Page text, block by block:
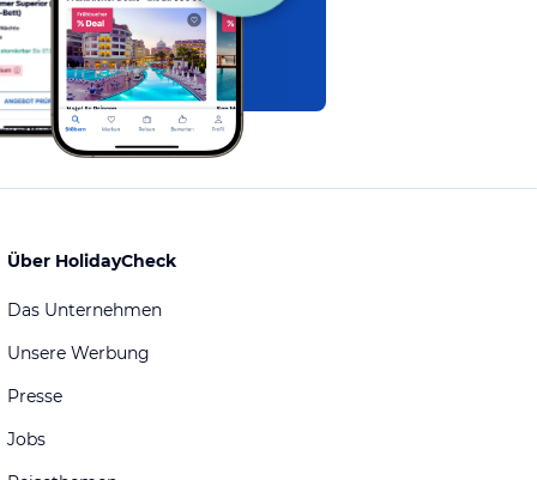
Über HolidayCheck
Das Unternehmen
Unsere Werbung
Presse
Jobs